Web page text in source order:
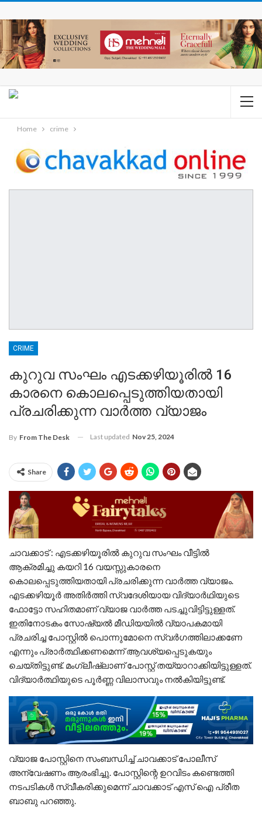
Home crime
CRIME
കുറുവ സംഘം എടക്കഴിയൂരിൽ 16
കാരനെ കൊലപ്പെടുത്തിയതായി
പ്രചരിക്കുന്ന വാർത്ത വ്യാജം
By From The Desk Last updated Nov 25, 2024
Share
ചാവക്കാട് : എടക്കഴിയൂരിൽ കുറുവ സംഘം വീട്ടിൽ
ആക്രമിച്ചു കയറി 16 വയസ്സുകാരനെ
കൊലപ്പെടുത്തിയതായി പ്രചരിക്കുന്ന വാർത്ത വ്യാജം.
എടക്കഴിയൂർ അതിർത്തി സ്വദേശിയായ വിദ്യാർഥിയുടെ
ഫോട്ടോ സഹിതമാണ് വ്യാജ വാർത്ത പടച്ചുവിട്ടിട്ടുള്ളത്.
ഇതിനോടകം സോഷ്യൽ മീഡിയയിൽ വ്യാപകമായി
പ്രചരിച്ച പോസ്റ്റിൽ പൊന്നുമോനെ സ്വർഗത്തിലാക്കണേ
എന്നും പ്രാർത്ഥിക്കണമെന്ന് ആവശ്യപ്പെടുകയും
ചെയ്തിട്ടുണ്ട്. മംഗ്ലീഷ്ലാണ് പോസ്റ്റ് തയ്യാറാക്കിയിട്ടുള്ളത്.
വിദ്യാർത്ഥിയുടെ പൂർണ്ണ വിലാസവും നൽകിയിട്ടുണ്ട്.
വ്യാജ പോസ്റ്റിനെ സംബന്ധിച്ച് ചാവക്കാട് പോലീസ്
അന്വേഷണം ആരംഭിച്ചു. പോസ്റ്റിന്റെ ഉറവിടം കണ്ടെത്തി
നടപടികൾ സ്വീകരിക്കുമെന്ന് ചാവക്കാട് എസ് ഐ പ്രീത
ബാബു പറഞ്ഞു.